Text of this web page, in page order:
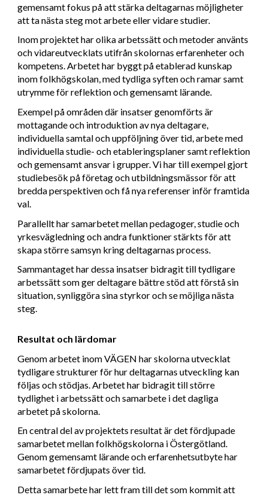
gemensamt fokus på att stärka deltagarnas möjligheter
att ta nästa steg mot arbete eller vidare studier.
Inom projektet har olika arbetssätt och metoder använts
och vidareutvecklats utifrån skolornas erfarenheter och
kompetens. Arbetet har byggt på etablerad kunskap
inom folkhögskolan, med tydliga syften och ramar samt
utrymme för reflektion och gemensamt lärande.
Exempel på områden där insatser genomförts är
mottagande och introduktion av nya deltagare,
individuella samtal och uppföljning över tid, arbete med
individuella studie- och etableringsplaner samt reflektion
och gemensamt ansvar i grupper. Vi har till exempel gjort
studiebesök på företag och utbildningsmässor för att
bredda perspektiven och få nya referenser inför framtida
val.
Parallellt har samarbetet mellan pedagoger, studie och
yrkesvägledning och andra funktioner stärkts för att
skapa större samsyn kring deltagarnas process.
Sammantaget har dessa insatser bidragit till tydligare
arbetssätt som ger deltagare bättre stöd att förstå sin
situation, synliggöra sina styrkor och se möjliga nästa
steg.
Resultat och lärdomar
Genom arbetet inom VÄGEN har skolorna utvecklat
tydligare strukturer för hur deltagarnas utveckling kan
följas och stödjas. Arbetet har bidragit till större
tydlighet i arbetssätt och samarbete i det dagliga
arbetet på skolorna.
En central del av projektets resultat är det fördjupade
samarbetet mellan folkhögskolorna i Östergötland.
Genom gemensamt lärande och erfarenhetsutbyte har
samarbetet fördjupats över tid.
Detta samarbete har lett fram till det som kommit att